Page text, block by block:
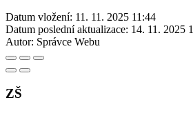
Datum vložení: 11. 11. 2025 11:44
Datum poslední aktualizace: 14. 11. 2025
Autor: Správce Webu
ZŠ